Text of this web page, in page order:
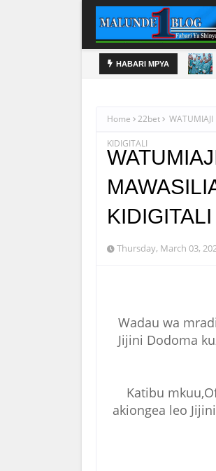
HABARI MPYA
Home 22bet
KIDIGITALI
KIDIGITALI
Thursday, March 03,
Wadau wa
Jijini Dodoma
Katibu
akiongea leo